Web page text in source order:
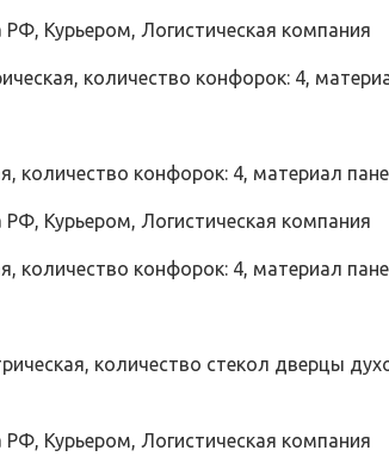
Курьером, Логистическая компания
количество конфорок: 4,
количество конфорок: 4, материал
Курьером, Логистическая компания
количество конфорок: 4, материал
количество стекол дверцы
Курьером, Логистическая компания